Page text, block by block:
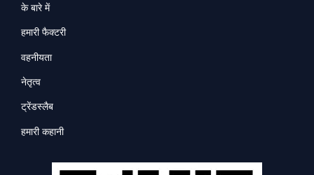
के बारे में
हमारी फैक्टरी
वहनीयता
नेतृत्व
ट्रेंडस्लैब
हमारी कहानी